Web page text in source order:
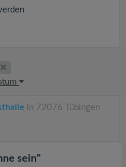
in 72076 Tübingen
sein"